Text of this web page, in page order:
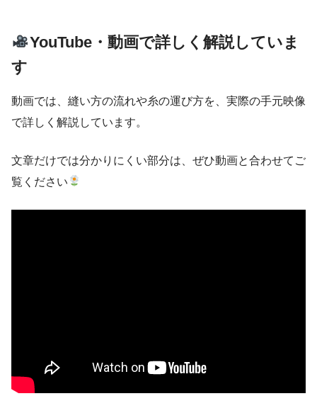
YouTube・動画で詳しく解説していま
す
動画では、縫い方の流れや糸の運び方を、実際の手元映像
で詳しく解説しています。
文章だけでは分かりにくい部分は、ぜひ動画と合わせてご
覧ください